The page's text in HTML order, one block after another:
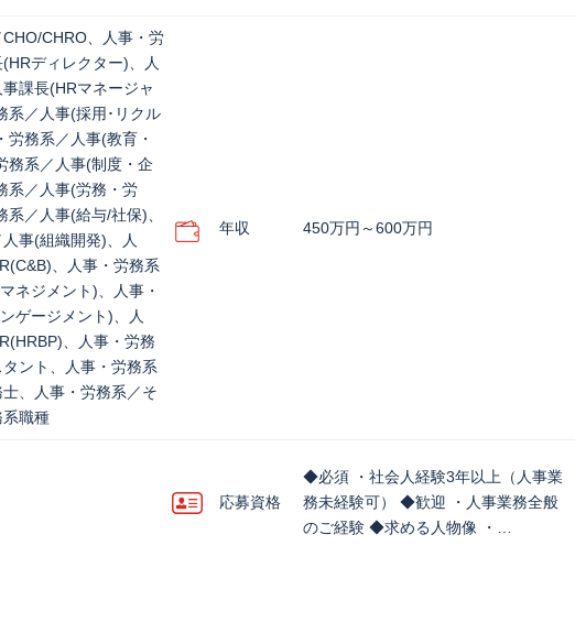
CHO/CHRO、人事・労
ディレクター)、人
課長(HRマネージャ
系／人事(採用･リクル
労務系／人事(教育・
務系／人事(制度・企
系／人事(労務・労
系／人事(給与/社保)、
事(組織開発)、人
、人事・労務系
ネジメント)、人事・
ゲージメント)、人
、人事・労務
ント、人事・労務系
、人事・労務系／そ
職種
年収 450万円～600万円
応募資格
◆必須 ・社会人経験3年以上（人事業
務未経験可） ◆歓迎 ・人事業務全般
のご経験 ◆求める人物像 ・…